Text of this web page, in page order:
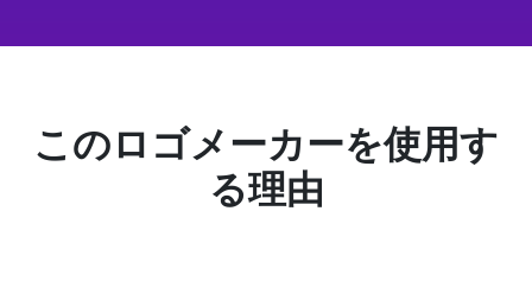
このロゴメーカーを使用す
る理由